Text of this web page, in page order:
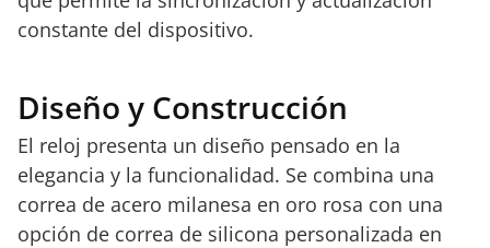
constante del dispositivo.
Diseño y Construcción
El reloj presenta un diseño pensado en la
elegancia y la funcionalidad. Se combina una
correa de acero milanesa en oro rosa con una
opción de correa de silicona personalizada en